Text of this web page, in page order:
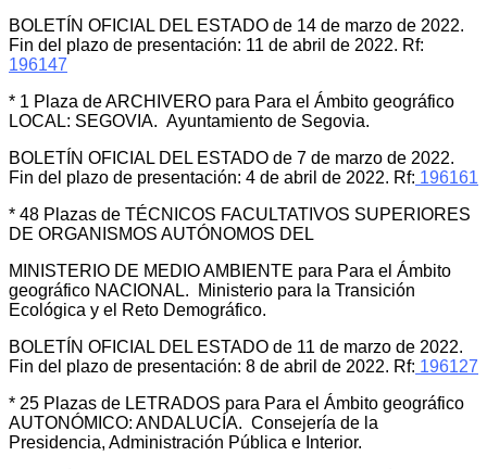
BOLETÍN OFICIAL DEL ESTADO de 14 de marzo de 2022.
Fin del plazo de presentación: 11 de abril de 2022. Rf:
196147
* 1 Plaza de ARCHIVERO para Para el Ámbito geográfico
LOCAL: SEGOVIA. Ayuntamiento de Segovia.
BOLETÍN OFICIAL DEL ESTADO de 7 de marzo de 2022.
Fin del plazo de presentación: 4 de abril de 2022. Rf: 196161
* 48 Plazas de TÉCNICOS FACULTATIVOS SUPERIORES
DE ORGANISMOS AUTÓNOMOS DEL
MINISTERIO DE MEDIO AMBIENTE para Para el Ámbito
geográfico NACIONAL. Ministerio para la Transición
Ecológica y el Reto Demográfico.
BOLETÍN OFICIAL DEL ESTADO de 11 de marzo de 2022.
Fin del plazo de presentación: 8 de abril de 2022. Rf: 196127
* 25 Plazas de LETRADOS para Para el Ámbito geográfico
AUTONÓMICO: ANDALUCÍA. Consejería de la
Presidencia, Administración Pública e Interior.